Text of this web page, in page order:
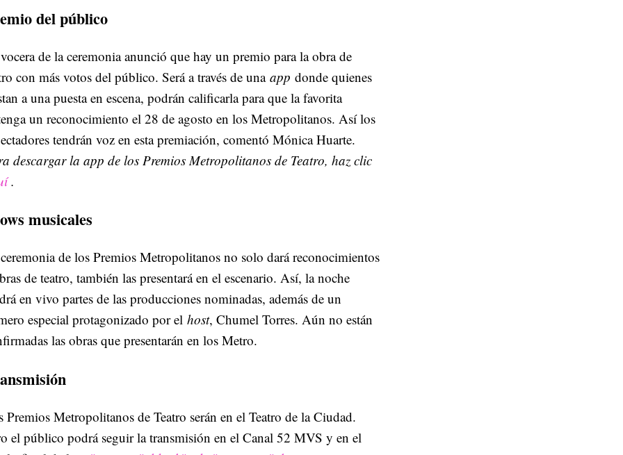
del público
de la ceremonia anunció que hay un premio para la obra de
con más votos del público. Será a través de unaapp donde quienes
a una puesta en escena, podrán calificarla para que la favorita
un reconocimiento el 28 de agosto en los Metropolitanos. Así los
tendrán voz en esta premiación, comentó Mónica Huarte.
descargar la app de los Premios Metropolitanos de Teatro, haz clic
.
musicales
de los Premios Metropolitanos no solo dará reconocimientos
de teatro, también las presentará en el escenario. Así, la noche
en vivo partes de las producciones nominadas, además de un
especial protagonizado por el host, Chumel Torres. Aún no están
las obras que presentarán en los Metro.
Premios Metropolitanos de Teatro serán en el Teatro de la Ciudad.
el público podrá seguir la transmisión en el Canal 52 MVS y en el